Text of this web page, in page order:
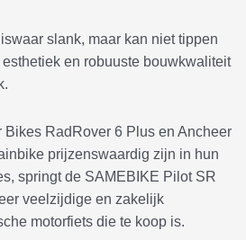
slank, maar kan niet tippen
en robuuste bouwkwaliteit
Bikes RadRover 6 Plus en Ancheer
prijzenswaardig zijn in hun
springt de SAMEBIKE Pilot SR
veelzijdige en zakelijk
motorfiets die te koop is.